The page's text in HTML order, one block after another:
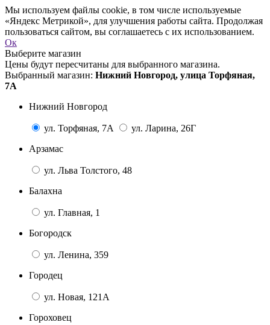
Мы используем файлы cookie, в том числе используемые
«Яндекс Метрикой», для улучшения работы сайта. Продолжая
пользоваться сайтом, вы соглашаетесь с их использованием.
Ок
Выберите магазин
Цены будут пересчитаны для выбранного магазина.
Выбранный магазин: Нижний Новгород, улица Торфяная,
7А
Нижний Новгород
ул. Торфяная, 7А
ул. Ларина, 26Г
Арзамас
ул. Льва Толстого, 48
Балахна
ул. Главная, 1
Богородск
ул. Ленина, 359
Городец
ул. Новая, 121А
Гороховец